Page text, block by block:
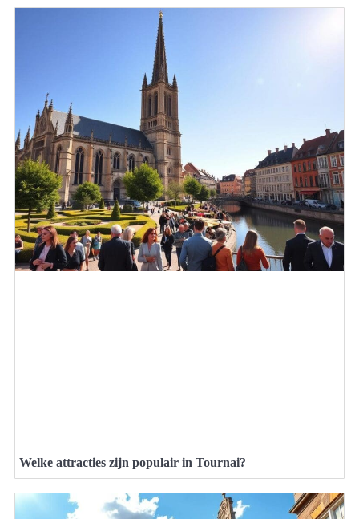
Welke attracties zijn populair in Tournai?